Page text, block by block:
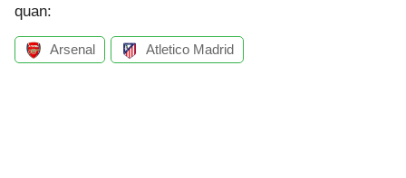
quan:
Arsenal Atletico Madrid